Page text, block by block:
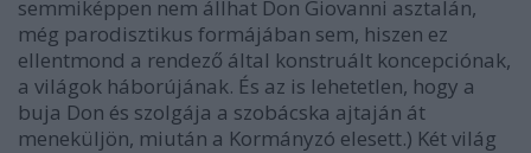
semmiképpen nem állhat Don Giovanni asztalán,
még parodisztikus formájában sem, hiszen ez
ellentmond a rendező által konstruált koncepciónak,
a világok háborújának. És az is lehetetlen, hogy a
buja Don és szolgája a szobácska ajtaján át
meneküljön, miután a Kormányzó elesett.) Két világ